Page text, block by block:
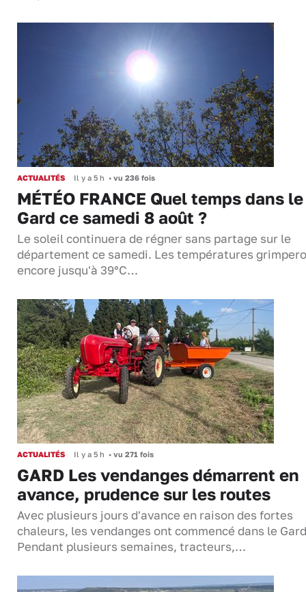
ACTUALITÉS Il y a 5 h • vu 236 fois
MÉTÉO FRANCE Quel temps dans le
Gard ce samedi 8 août ?
Le soleil continuera de régner sans partage sur le
département ce samedi. Les températures
encore jusqu'à 39°C…
ACTUALITÉS Il y a 5 h • vu 271 fois
GARD Les vendanges démarrent en
avance, prudence sur les routes
Avec plusieurs jours d'avance en raison des fortes
chaleurs, les vendanges ont commencé dans le
Pendant plusieurs semaines, tracteurs,…